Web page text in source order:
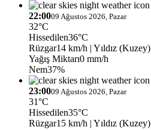
22:0009 Ağustos 2026, Pazar
32°C
Hissedilen36°C
Rüzgar14 km/h | Yıldız (Kuzey)
Yağış Miktarı0 mm/h
Nem37%
23:0009 Ağustos 2026, Pazar
31°C
Hissedilen35°C
Rüzgar15 km/h | Yıldız (Kuzey)